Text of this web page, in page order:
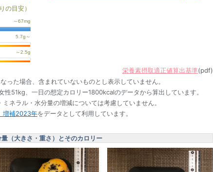
の目安）
栄養素摂取適正値算出基準(pdf)
った場合、含まれていないものとし表示していません。
51kg、一日の想定カロリー1800kcalのデータから算出しています。
ネラル・水分量の増減については考慮していません。
増補2023年をデータとして利用しています。
（大きさ・重さ）とそのカロリー